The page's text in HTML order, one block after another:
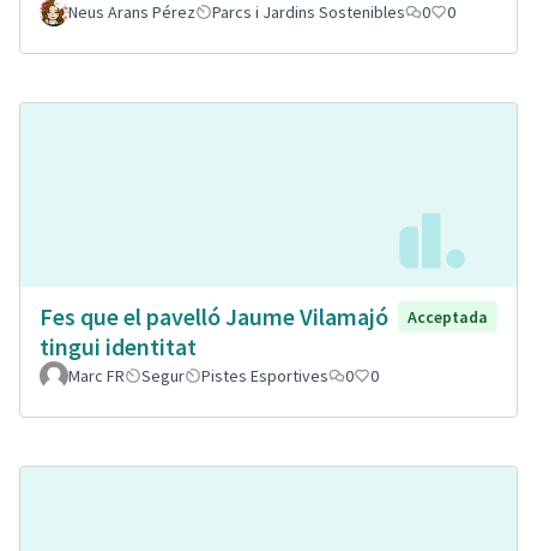
Neus Arans Pérez Parcs i Jardins Sostenibles 0 0
Fes que el pavelló Jaume Vilamajó
tingui identitat
Acceptada
Marc FR Segur Pistes Esportives 0 0